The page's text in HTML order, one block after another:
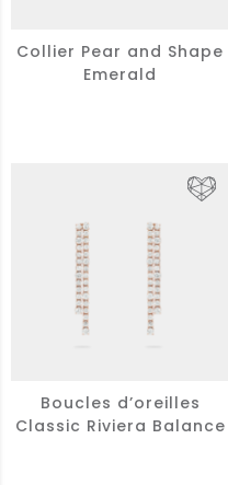
Collier Pear and Shape
Emerald
Boucles d’oreilles
Classic Riviera Balance